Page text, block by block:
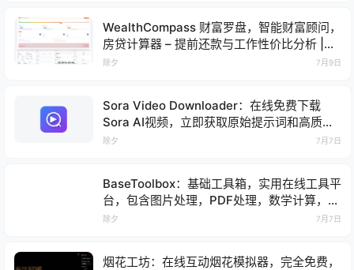
WealthCompass 财富罗盘，智能财富顾问，
房贷计算器 – 提前还款与工作性价比分析 |
Smart Mortgage Advisor
除夕 7月9日
Sora Video Downloader：在线免费下载
Sora AI视频，立即获取原始提示词和高质量
视频文件
除夕 7月7日
BaseToolbox：基础工具箱，实用在线工具平
台，包含图片处理，PDF处理，数学计算，开
发者工具，二维码工具，SEO工具等
除夕 7月7日
烟花工坊：在线互动烟花模拟器，完全免费，